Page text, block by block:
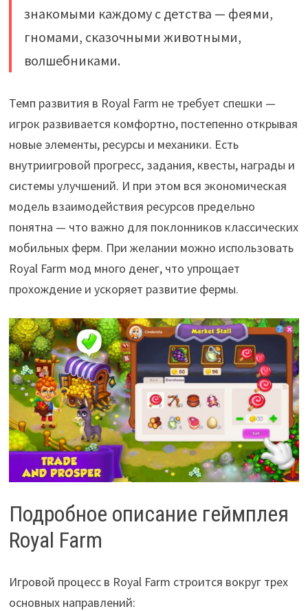
знакомыми каждому с детства — феями,
гномами, сказочными животными,
волшебниками.
Темп развития в Royal Farm не требует спешки —
игрок развивается комфортно, постепенно открывая
новые элементы, ресурсы и механики. Есть
внутриигровой прогресс, задания, квесты, награды и
системы улучшений. И при этом вся экономическая
модель взаимодействия ресурсов предельно
понятна — что важно для поклонников классических
мобильных ферм. При желании можно использовать
Royal Farm мод много денег, что упрощает
прохождение и ускоряет развитие фермы.
Подробное описание геймплея
Royal Farm
Игровой процесс в Royal Farm строится вокруг трех
основных направлений: